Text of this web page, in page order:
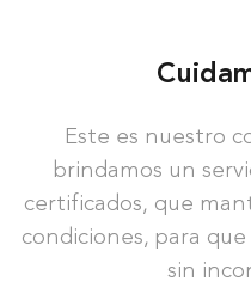
Este es nuestro
brindamos un
certificados, que
condiciones, para
sin